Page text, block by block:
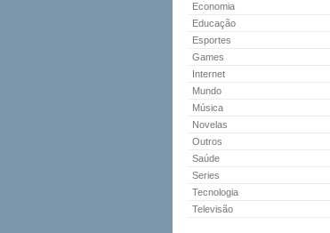
Economia
Educação
Esportes
Games
Internet
Mundo
Música
Novelas
Outros
Saúde
Series
Tecnologia
Televisão